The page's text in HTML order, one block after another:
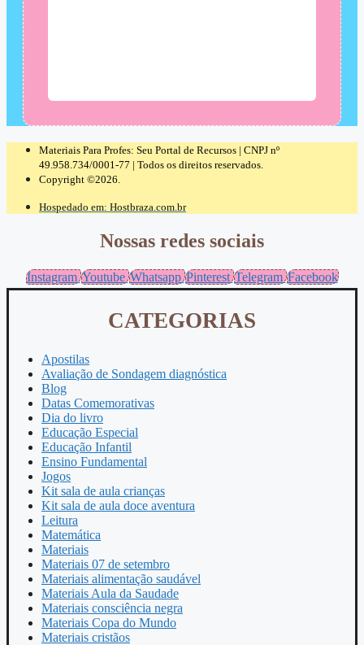
Materiais Para Profes: Seu Portal de Recursos | CNPJ nº
49.958.734/0001-77 | Todos os direitos reservados.
Copyright ©2026.
Hospedado em: Hostbraza.com.br
Nossas redes sociais
Instagram Youtube Whatsapp Pinterest Telegram Facebook
CATEGORIAS
Apostilas
Avaliação de Sondagem diagnóstica
Blog
Datas Comemorativas
Dia do livro
Educação Especial
Educação Infantil
Ensino Fundamental
Jogos
Kit sala de aula crianças
Kit sala de aula doce aventura
Leitura
Matemática
Materiais
Materiais 07 de setembro
Materiais alimentação saudável
Materiais Aula da Saudade
Materiais consciência negra
Materiais Copa do Mundo
Materiais cristãos